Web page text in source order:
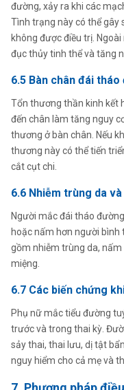
đường, xảy ra khi các
Tình trạng này có thể gây
không được điều trị.
đục thủy tinh thể và tăng
6.5 Bàn chân đái tháo
Tổn thương thần kinh kết
đến chân làm tăng nguy
thương ở bàn chân. Nếu
thương này có thể tiến
cắt cụt chi.
6.6 Nhiễm trùng da
Người mắc đái tháo
hoặc nấm hơn người bình
gồm nhiễm trùng da,
miệng.
6.7 Các biến chứng
Phụ nữ mắc tiểu đường
trước và trong thai kỳ.
sảy thai, thai lưu, dị tật
nguy hiểm cho cả mẹ và